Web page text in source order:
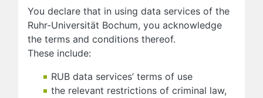
You declare that in using data services of the
Ruhr-Universität Bochum, you acknowledge
the terms and conditions thereof.
These include:
RUB data services’ terms of use
the relevant restrictions of criminal law,